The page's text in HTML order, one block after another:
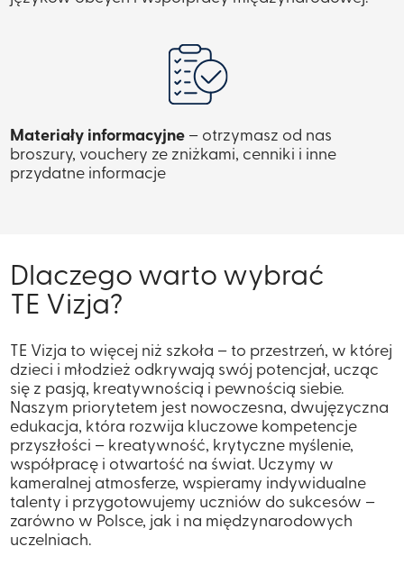
Materiały informacyjne – otrzymasz od nas
broszury, vouchery ze zniżkami, cenniki i inne
przydatne informacje
Dlaczego warto wybrać
TE Vizja?
TE Vizja to więcej niż szkoła – to przestrzeń, w której
dzieci i młodzież odkrywają swój potencjał, ucząc
się z pasją, kreatywnością i pewnością siebie.
Naszym priorytetem jest nowoczesna, dwujęzyczna
edukacja, która rozwija kluczowe kompetencje
przyszłości – kreatywność, krytyczne myślenie,
współpracę i otwartość na świat. Uczymy w
kameralnej atmosferze, wspieramy indywidualne
talenty i przygotowujemy uczniów do sukcesów –
zarówno w Polsce, jak i na międzynarodowych
uczelniach.